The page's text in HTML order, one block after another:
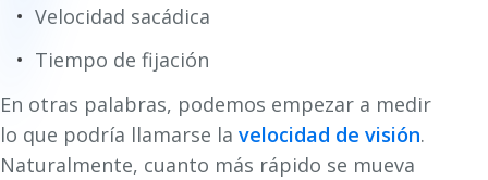
Velocidad sacádica
Tiempo de fijación
En otras palabras, podemos empezar a medir
lo que podría llamarse la velocidad de visión.
Naturalmente, cuanto más rápido se mueva